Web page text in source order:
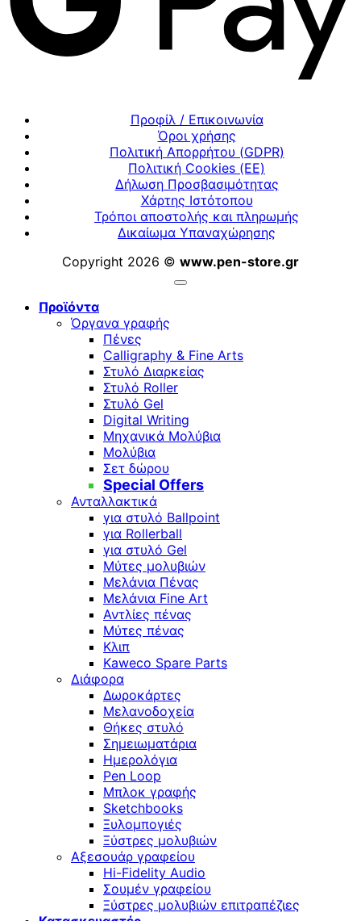
Προφίλ / Επικοινωνία
Όροι χρήσης
Πολιτική Απορρήτου (GDPR)
Πολιτική Cookies (ΕΕ)
Δήλωση Προσβασιμότητας
Χάρτης Ιστότοπου
Τρόποι αποστολής και πληρωμής
Δικαίωμα Υπαναχώρησης
Copyright 2026 © www.pen-store.gr
Προϊόντα
Όργανα γραφής
Πένες
Calligraphy & Fine Arts
Στυλό Διαρκείας
Στυλό Roller
Στυλό Gel
Digital Writing
Μηχανικά Μολύβια
Μολύβια
Σετ δώρου
Special Offers
Ανταλλακτικά
για στυλό Ballpoint
για Rollerball
για στυλό Gel
Μύτες μολυβιών
Μελάνια Πένας
Μελάνια Fine Art
Αντλίες πένας
Μύτες πένας
Κλιπ
Kaweco Spare Parts
Διάφορα
Δωροκάρτες
Μελανοδοχεία
Θήκες στυλό
Σημειωματάρια
Ημερολόγια
Pen Loop
Μπλοκ γραφής
Sketchbooks
Ξυλομπογιές
Ξύστρες μολυβιών
Αξεσουάρ γραφείου
Hi-Fidelity Audio
Σουμέν γραφείου
Ξύστρες μολυβιών επιτραπέζιες